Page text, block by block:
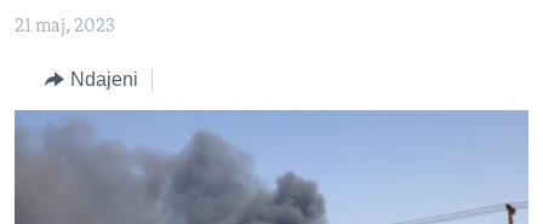
Kalo
kërkimi
EVROPA
BOTA
MJEDISI
SHKENCË DHE TEKNOLOGJI
FOLLOW US
21 maj, 2023
Ndajeni